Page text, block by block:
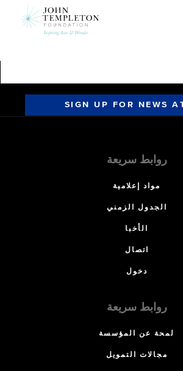
SIGN UP FOR NEWS
روابط سريعة
مواد إعلامية
الجدول الزمني
الأخبا
اتصال
دخول
روابط سريعة
لمحة عن المؤسسة
مجالات التمويل